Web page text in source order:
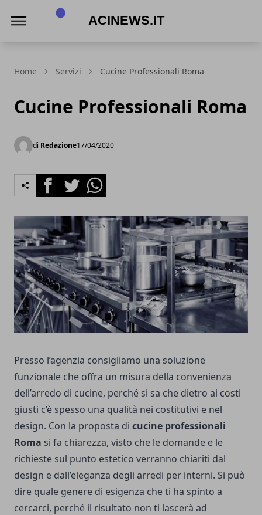
Home Servizi Cucine Professionali Roma
Cucine Professionali Roma
di Redazione17/04/2020
FacebookTwitterWhatsapp
Presso l’agenzia consigliamo una soluzione
funzionale che offra un misura della convenienza
dell’arredo di cucine, perché si sa che dietro ai costi
giusti c’è spesso una qualità nei costitutivi e nel
design. Con la proposta di cucine professionali
Roma si fa chiarezza, visto che le domande e le
richieste sul punto estetico verranno chiariti dal
design e dall’eleganza degli arredi per interni. Si può
dire quale genere di esigenza che ti ha spinto a
cercarci, perché il risultato non ti lascerà ad